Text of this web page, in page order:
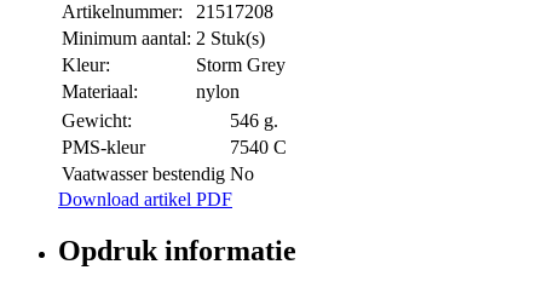
Artikelnummer:
21517208
Minimum aantal: 2 Stuk(s)
Kleur:
Storm Grey
Materiaal:
nylon
Gewicht:
546 g.
PMS-kleur
7540 C
Vaatwasser bestendig No
Download artikel PDF
Opdruk informatie